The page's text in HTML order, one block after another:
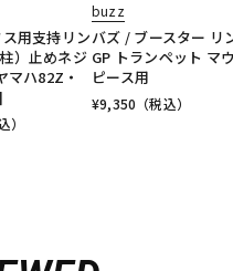
用支持リン
）止めネジ
マハ82Z・
）
buzz
バズ / ブースター リ
GP トランペット マ
ピース用
¥9,350 （税込）